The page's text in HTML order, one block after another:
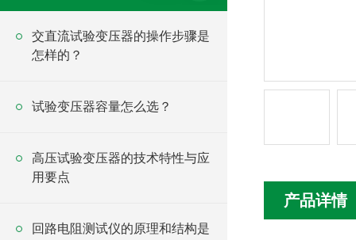
交直流试验变压器的操作步骤是
怎样的？
试验变压器容量怎么选？
高压试验变压器的技术特性与应
用要点
回路电阻测试仪的原理和结构是
产品详情